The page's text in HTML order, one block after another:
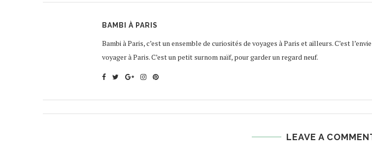
BAMBI À PARIS
Bambi à Paris, c’est un ensemble de curiosités de voyages à Paris et ailleurs. C’est
voyager à Paris. C’est un petit surnom naïf, pour garder un regard neuf.
LEAVE A